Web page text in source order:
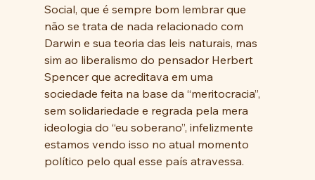
Social, que é sempre bom lembrar que
não se trata de nada relacionado com
Darwin e sua teoria das leis naturais, mas
sim ao liberalismo do pensador Herbert
Spencer que acreditava em uma
sociedade feita na base da “meritocracia”,
sem solidariedade e regrada pela mera
ideologia do “eu soberano”, infelizmente
estamos vendo isso no atual momento
político pelo qual esse país atravessa.